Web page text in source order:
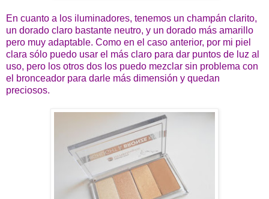
En cuanto a los iluminadores, tenemos un champán clarito,
un dorado claro bastante neutro, y un dorado más amarillo
pero muy adaptable. Como en el caso anterior, por mi piel
clara sólo puedo usar el más claro para dar puntos de luz al
uso, pero los otros dos los puedo mezclar sin problema con
el bronceador para darle más dimensión y quedan
preciosos.